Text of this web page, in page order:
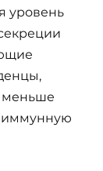
уровень
меньше
иммунную